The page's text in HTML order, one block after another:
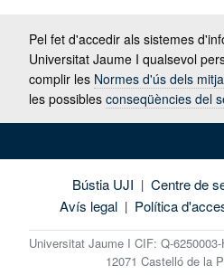
Pel fet d'accedir als sistemes
Universitat Jaume I qualsevol
complir les Normes d'ús dels
les possibles conseqüències del
Bústia UJI | Centre de
Avís legal | Política
Universitat Jaume I CIF: Q-
12071 Castelló de la